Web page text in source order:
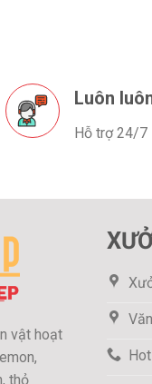
Luôn
Hỗ trợ 24/7
vật hoạt
thỏ